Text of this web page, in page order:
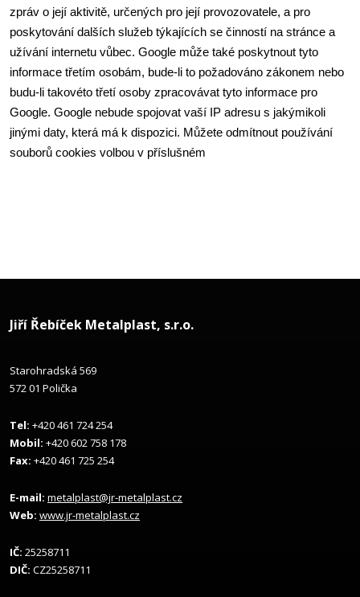
zpráv o její aktivitě, určených pro její provozovatele, a pro
poskytování dalších služeb týkajících se činností na stránce a
užívání internetu vůbec. Google může také poskytnout tyto
informace třetím osobám, bude-li to požadováno zákonem nebo
budu-li takovéto třetí osoby zpracovávat tyto informace pro
Google. Google nebude spojovat vaší IP adresu s jakýmikoli
jinými daty, která má k dispozici. Můžete odmítnout používání
souborů cookies volbou v příslušném
Jiří Řebíček Metalplast, s.r.o.
Starohradská 569
572 01 Polička
Tel: +420 461 724 254
Mobil: +420 602 758 178
Fax: +420 461 725 254
E-mail: metalplast@jr-metalplast.cz
Web: www.jr-metalplast.cz
IČ: 25258711
DIČ: CZ25258711